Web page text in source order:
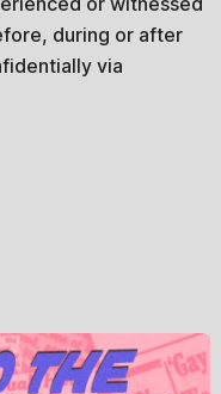
during or after
via